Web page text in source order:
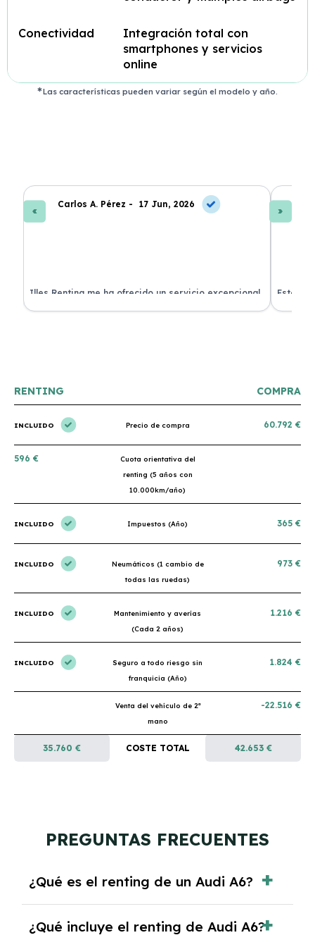
Conectividad
Integración total con
smartphones y servicios
online
Las características pueden variar según el modelo y año.
Carlos A. Pérez - 17 Jun, 2026
Illes Renting me ha ofrecido un servicio excepcional.
Su atención al cliente es muy buena y el coche llegó
Estoy
nuevo y
RENTING COMPRA
INCLUIDO Precio de compra 60.792 €
596 €
Cuota orientativa del
renting (5 años con
10.000km/año)
INCLUIDO Impuestos (Año) 365 €
INCLUIDO
Neumáticos (1 cambio de
todas las ruedas)
973 €
INCLUIDO
Mantenimiento y averías
(Cada 2 años)
1.216 €
INCLUIDO
Seguro a todo riesgo sin
franquicia (Año)
1.824 €
Venta del vehículo de 2ª
mano
-22.516 €
35.760 € COSTE TOTAL 42.653 €
PREGUNTAS FRECUENTES
¿Qué es el renting de un Audi A6?
alquiler a largo plazo en el que pagas una
¿Qué incluye el renting de Audi A6?